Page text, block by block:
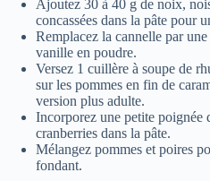
Chaque fois, vous obtenez un
différent, mais toujours simple,
Une recette à préparer, partager… et
Ce qui rend ce gâteau si attachant, ce
son goût. C’est aussi sa simplicité et
aux moments partagés. Un enfant
quelqu’un qui surveille les pommes,
table, et soudain la poêle devient le